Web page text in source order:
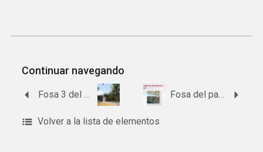
Continuar navegando
Fosa 3 del antiguo cementerio de Cañada Rosal Fosa del paraje del Molino de papel
Volver a la lista de elementos